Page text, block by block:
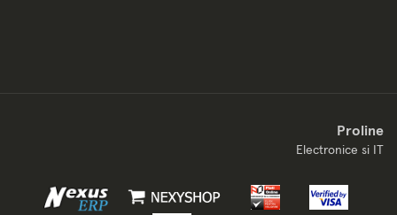
Proline
Electronice si IT